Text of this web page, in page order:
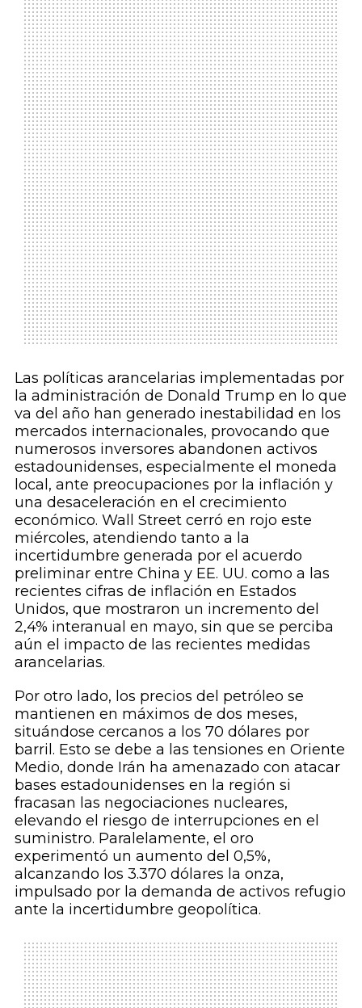
Las políticas arancelarias implementadas por
la administración de Donald Trump en lo que
va del año han generado inestabilidad en los
mercados internacionales, provocando que
numerosos inversores abandonen activos
estadounidenses, especialmente el moneda
local, ante preocupaciones por la inflación y
una desaceleración en el crecimiento
económico. Wall Street cerró en rojo este
miércoles, atendiendo tanto a la
incertidumbre generada por el acuerdo
preliminar entre China y EE. UU. como a las
recientes cifras de inflación en Estados
Unidos, que mostraron un incremento del
2,4% interanual en mayo, sin que se perciba
aún el impacto de las recientes medidas
arancelarias.
Por otro lado, los precios del petróleo se
mantienen en máximos de dos meses,
situándose cercanos a los 70 dólares por
barril. Esto se debe a las tensiones en Oriente
Medio, donde Irán ha amenazado con atacar
bases estadounidenses en la región si
fracasan las negociaciones nucleares,
elevando el riesgo de interrupciones en el
suministro. Paralelamente, el oro
experimentó un aumento del 0,5%,
alcanzando los 3.370 dólares la onza,
impulsado por la demanda de activos refugio
ante la incertidumbre geopolítica.